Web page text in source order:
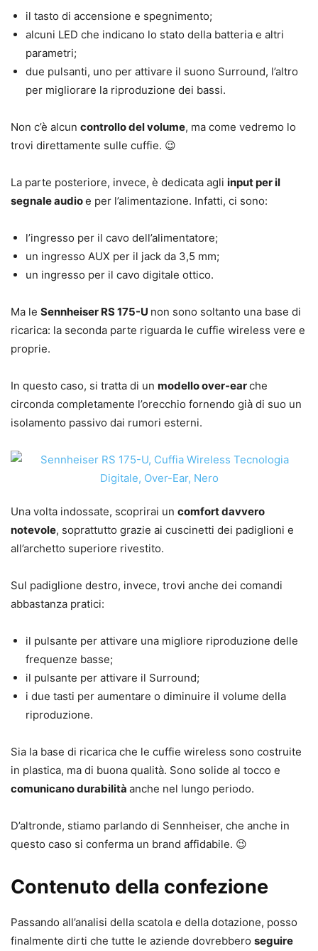
il tasto di accensione e spegnimento;
alcuni LED che indicano lo stato della batteria e altri
parametri;
due pulsanti, uno per attivare il suono Surround, l’altro
per migliorare la riproduzione dei bassi.
Non c’è alcun controllo del volume, ma come vedremo lo
trovi direttamente sulle cuffie. 😉
La parte posteriore, invece, è dedicata agli input per il
segnale audioe per l’alimentazione. Infatti, ci sono:
l’ingresso per il cavo dell’alimentatore;
un ingresso AUX per il jack da 3,5 mm;
un ingresso per il cavo digitale ottico.
Ma le Sennheiser RS 175-U non sono soltanto una base di
ricarica: la seconda parte riguarda le cuffie wireless vere e
proprie.
In questo caso, si tratta di un modello over-earche
circonda completamente l’orecchio fornendo già di suo un
isolamento passivo dai rumori esterni.
Una volta indossate, scoprirai un comfort davvero
notevole, soprattutto grazie ai cuscinetti dei padiglioni e
all’archetto superiore rivestito.
Sul padiglione destro, invece, trovi anche dei comandi
abbastanza pratici:
il pulsante per attivare una migliore riproduzione delle
frequenze basse;
il pulsante per attivare il Surround;
i due tasti per aumentare o diminuire il volume della
riproduzione.
Sia la base di ricarica che le cuffie wireless sono costruite
in plastica, ma di buona qualità. Sono solide al tocco e
comunicano durabilità anche nel lungo periodo.
D’altronde, stiamo parlando di Sennheiser, che anche in
questo caso si conferma un brand affidabile. 😉
Contenuto della confezione
Passando all’analisi della scatola e della dotazione, posso
finalmente dirti che tutte le aziende dovrebbero seguire